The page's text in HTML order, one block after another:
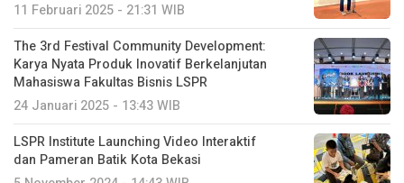
11 Februari 2025 - 21:31 WIB
The 3rd Festival Community Development:
Karya Nyata Produk Inovatif Berkelanjutan
Mahasiswa Fakultas Bisnis LSPR
24 Januari 2025 - 13:43 WIB
LSPR Institute Launching Video Interaktif
dan Pameran Batik Kota Bekasi